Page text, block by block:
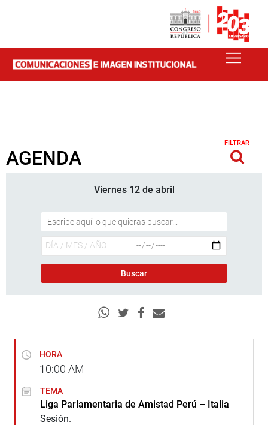
AGENDA
FILTRAR
Viernes 12 de abril
HORA
10:00 AM
TEMA
Liga Parlamentaria de Amistad Perú – Italia
Sesión.